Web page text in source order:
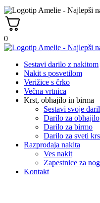
0
Sestavi darilo z nakitom
Nakit s posvetilom
Verižice s črko
Večna vrtnica
Krst, obhajilo in birma
Sestavi svoje
Darilo za obhajilo
Darilo za birmo
Darilo za sveti
Razprodaja nakita
Ves nakit
Zapestnice za
Kontakt